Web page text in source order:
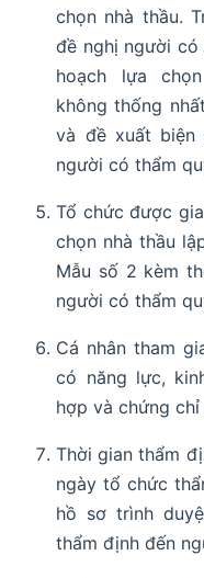
chọn nhà thầu.
đề nghị người
hoạch lựa
không thống
và đề xuất biện
người có thẩm
Tổ chức được
chọn nhà thầu
Mẫu số 2 kèm
người có thẩm
Cá nhân tham
có năng lực,
hợp và chứng
Thời gian thẩm
ngày tổ chức
hồ sơ trình
thẩm định đến